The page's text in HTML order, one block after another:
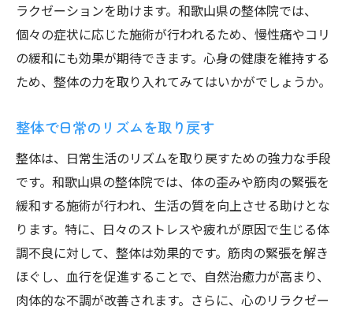
ラクゼーションを助けます。和歌山県の整体院では、
個々の症状に応じた施術が行われるため、慢性痛やコリ
の緩和にも効果が期待できます。心身の健康を維持する
ため、整体の力を取り入れてみてはいかがでしょうか。
整体で日常のリズムを取り戻す
整体は、日常生活のリズムを取り戻すための強力な手段
です。和歌山県の整体院では、体の歪みや筋肉の緊張を
緩和する施術が行われ、生活の質を向上させる助けとな
ります。特に、日々のストレスや疲れが原因で生じる体
調不良に対して、整体は効果的です。筋肉の緊張を解き
ほぐし、血行を促進することで、自然治癒力が高まり、
肉体的な不調が改善されます。さらに、心のリラクゼー